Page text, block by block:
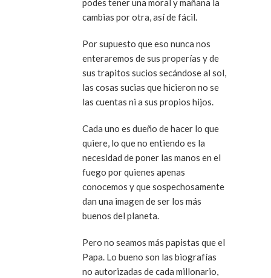
podes tener una moral y mañana la
cambias por otra, así de fácil.
Por supuesto que eso nunca nos
enteraremos de sus properías y de
sus trapitos sucios secándose al sol,
las cosas sucias que hicieron no se
las cuentas ni a sus propios hijos.
Cada uno es dueño de hacer lo que
quiere, lo que no entiendo es la
necesidad de poner las manos en el
fuego por quienes apenas
conocemos y que sospechosamente
dan una imagen de ser los más
buenos del planeta.
Pero no seamos más papistas que el
Papa. Lo bueno son las biografías
no autorizadas de cada millonario,